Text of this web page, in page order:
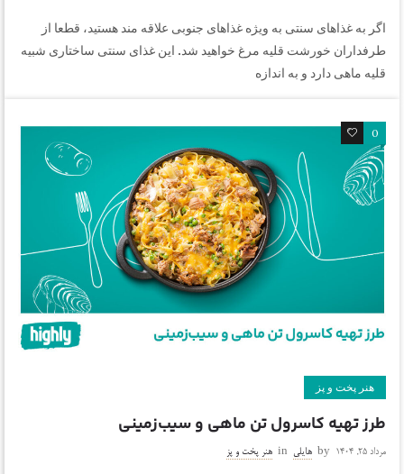
اگر به غذاهای سنتی به ویژه غذاهای جنوبی علاقه مند هستید، قطعا از
طرفداران خورشت قلیه مرغ خواهید شد. این غذای سنتی ساختاری شبیه
قلیه ماهی دارد و به اندازه
0
0
هنر پخت و پز
طرز تهیه کاسرول تن ماهی و سیب‌زمینی
مرداد ۲۵, ۱۴۰۴ by هایلی in هنر پخت و پز